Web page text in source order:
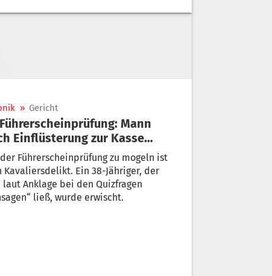
» Gericht
Einflüsterung zur Kasse
Führerscheinprüfung zu mogeln ist
Kavaliersdelikt. Ein 38-Jähriger, der
ließ, wurde erwischt.